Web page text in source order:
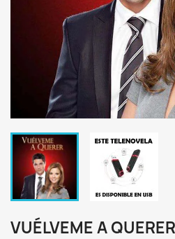
VUÉLVEME A QUERER